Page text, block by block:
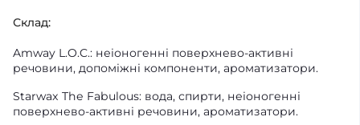
Склад:
Amway L.O.C.: неіоногенні поверхнево-активні
речовини, допоміжні компоненти, ароматизатори.
Starwax The Fabulous: вода, спирти, неіоногенні
поверхнево-активні речовини, ароматизатори.